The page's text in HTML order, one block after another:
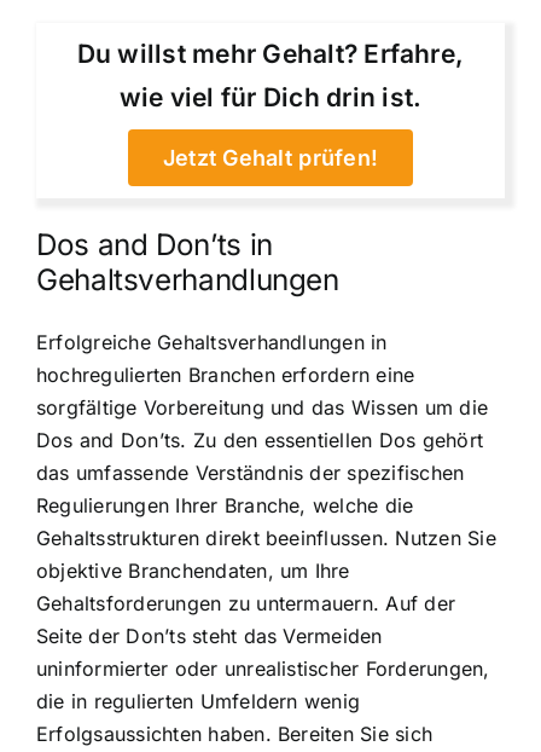
Du willst mehr Gehalt? Erfahre,
wie viel für Dich drin ist.
Jetzt Gehalt prüfen!
Dos and Don’ts in
Gehaltsverhandlungen
Erfolgreiche Gehaltsverhandlungen in
hochregulierten Branchen erfordern eine
sorgfältige Vorbereitung und das Wissen um die
Dos and Don’ts. Zu den essentiellen Dos gehört
das umfassende Verständnis der spezifischen
Regulierungen Ihrer Branche, welche die
Gehaltsstrukturen direkt beeinflussen. Nutzen Sie
objektive Branchendaten, um Ihre
Gehaltsforderungen zu untermauern. Auf der
Seite der Don’ts steht das Vermeiden
uninformierter oder unrealistischer Forderungen,
die in regulierten Umfeldern wenig
Erfolgsaussichten haben. Bereiten Sie sich